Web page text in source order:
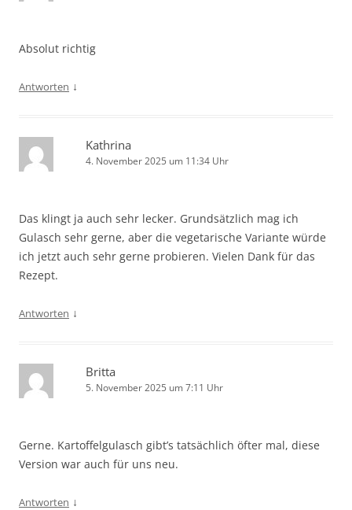
Absolut richtig
Antworten ↓
Kathrina
4. November 2025 um 11:34 Uhr
Das klingt ja auch sehr lecker. Grundsätzlich mag ich
Gulasch sehr gerne, aber die vegetarische Variante würde
ich jetzt auch sehr gerne probieren. Vielen Dank für das
Rezept.
Antworten ↓
Britta
5. November 2025 um 7:11 Uhr
Gerne. Kartoffelgulasch gibt’s tatsächlich öfter mal, diese
Version war auch für uns neu.
Antworten ↓